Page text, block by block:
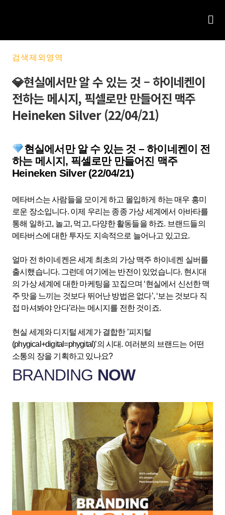
검색제외영역
💎현실에서만 알 수 있는 것 – 하이네켄이
전하는 메시지, 픽셀로만 만들어진 맥주
Heineken Silver (22/04/21)
현실에서만 알 수 있는 것 – 하이네켄이 전
하는 메시지, 픽셀로만 만들어진 맥주
Heineken Silver (22/04/21)
메타버스는 사람들을 모이게 하고 몰입하게 하는 매우 흥미
로운 장소입니다. 이제 우리는 종종 가상 세계에서 아바타를
통해 일하고, 놀고, 먹고, 다양한 활동들을 하죠. 브랜드들의
메타버스에 대한 투자도 지속적으로 늘어나고 있고요.
얼마 전 하이네켄은 세계 최초의 가상 맥주 하이네켄 실버를
출시했습니다. 그런데 여기에는 반전이 있었습니다. 현시대
의 가상 세계에 대한 마케팅을 꼬집으며 ‘현실에서 신선한 맥
주 맛을 느끼는 것보다 뛰어난 방법은 없다’, ‘보는 것보다 직
접 마셔봐야 안다’라는 메시지를 전한 것이죠.
현실 세계와 디지털 세계가 결합한 ’피지털
(phygical+digital=phygital)’의 시대. 여러분의 브랜드는 어떤
소통의 장을 기획하고 있나요?
BRANDING NOW